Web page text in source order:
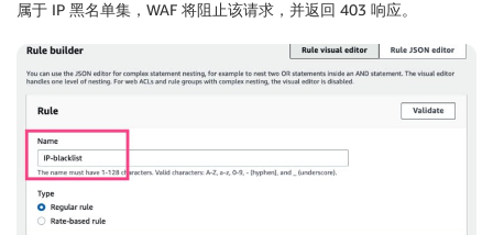
属于 IP 黑名单集，WAF 将阻止该请求，并返回 403 响应。